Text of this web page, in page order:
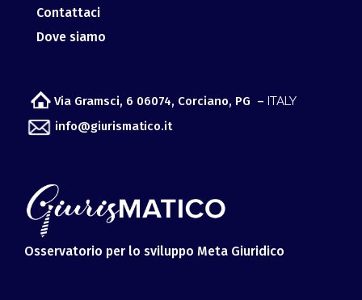
Via Gramsci, 6 06074, Corciano, PG –
Osservatorio per lo sviluppo Meta Giuridico